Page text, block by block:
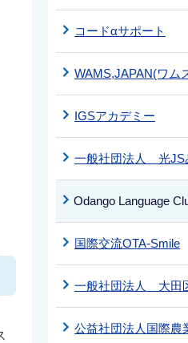
コードαサポート
WAMS,JAPAN(ワム
IGSアカデミー
一般社団法人 光JS
Odango Language
国際交流OTA-Smile
一般社団法人 大田
公益社団法人国際農